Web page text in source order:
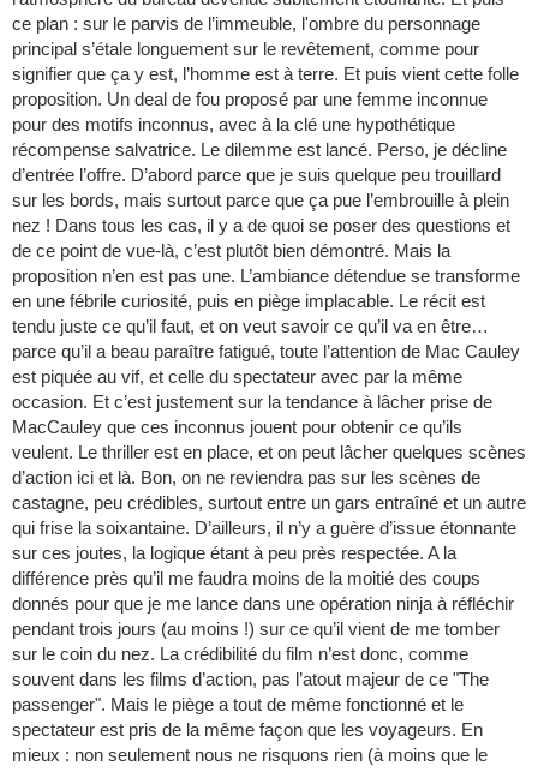
ce plan : sur le parvis de l’immeuble, l'ombre du personnage
principal s’étale longuement sur le revêtement, comme pour
signifier que ça y est, l’homme est à terre. Et puis vient cette folle
proposition. Un deal de fou proposé par une femme inconnue
pour des motifs inconnus, avec à la clé une hypothétique
récompense salvatrice. Le dilemme est lancé. Perso, je décline
d’entrée l’offre. D’abord parce que je suis quelque peu trouillard
sur les bords, mais surtout parce que ça pue l’embrouille à plein
nez ! Dans tous les cas, il y a de quoi se poser des questions et
de ce point de vue-là, c’est plutôt bien démontré. Mais la
proposition n’en est pas une. L’ambiance détendue se transforme
en une fébrile curiosité, puis en piège implacable. Le récit est
tendu juste ce qu’il faut, et on veut savoir ce qu’il va en être…
parce qu’il a beau paraître fatigué, toute l’attention de Mac Cauley
est piquée au vif, et celle du spectateur avec par la même
occasion. Et c’est justement sur la tendance à lâcher prise de
MacCauley que ces inconnus jouent pour obtenir ce qu’ils
veulent. Le thriller est en place, et on peut lâcher quelques scènes
d’action ici et là. Bon, on ne reviendra pas sur les scènes de
castagne, peu crédibles, surtout entre un gars entraîné et un autre
qui frise la soixantaine. D’ailleurs, il n’y a guère d’issue étonnante
sur ces joutes, la logique étant à peu près respectée. A la
différence près qu’il me faudra moins de la moitié des coups
donnés pour que je me lance dans une opération ninja à réfléchir
pendant trois jours (au moins !) sur ce qu’il vient de me tomber
sur le coin du nez. La crédibilité du film n’est donc, comme
souvent dans les films d’action, pas l’atout majeur de ce "The
passenger". Mais le piège a tout de même fonctionné et le
spectateur est pris de la même façon que les voyageurs. En
mieux : non seulement nous ne risquons rien (à moins que le